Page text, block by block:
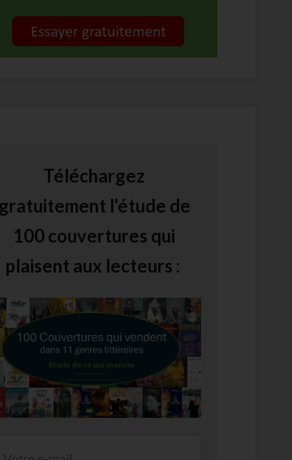
Téléchargez
gratuitement l'étude de
100 couvertures qui
plaisent aux lecteurs :